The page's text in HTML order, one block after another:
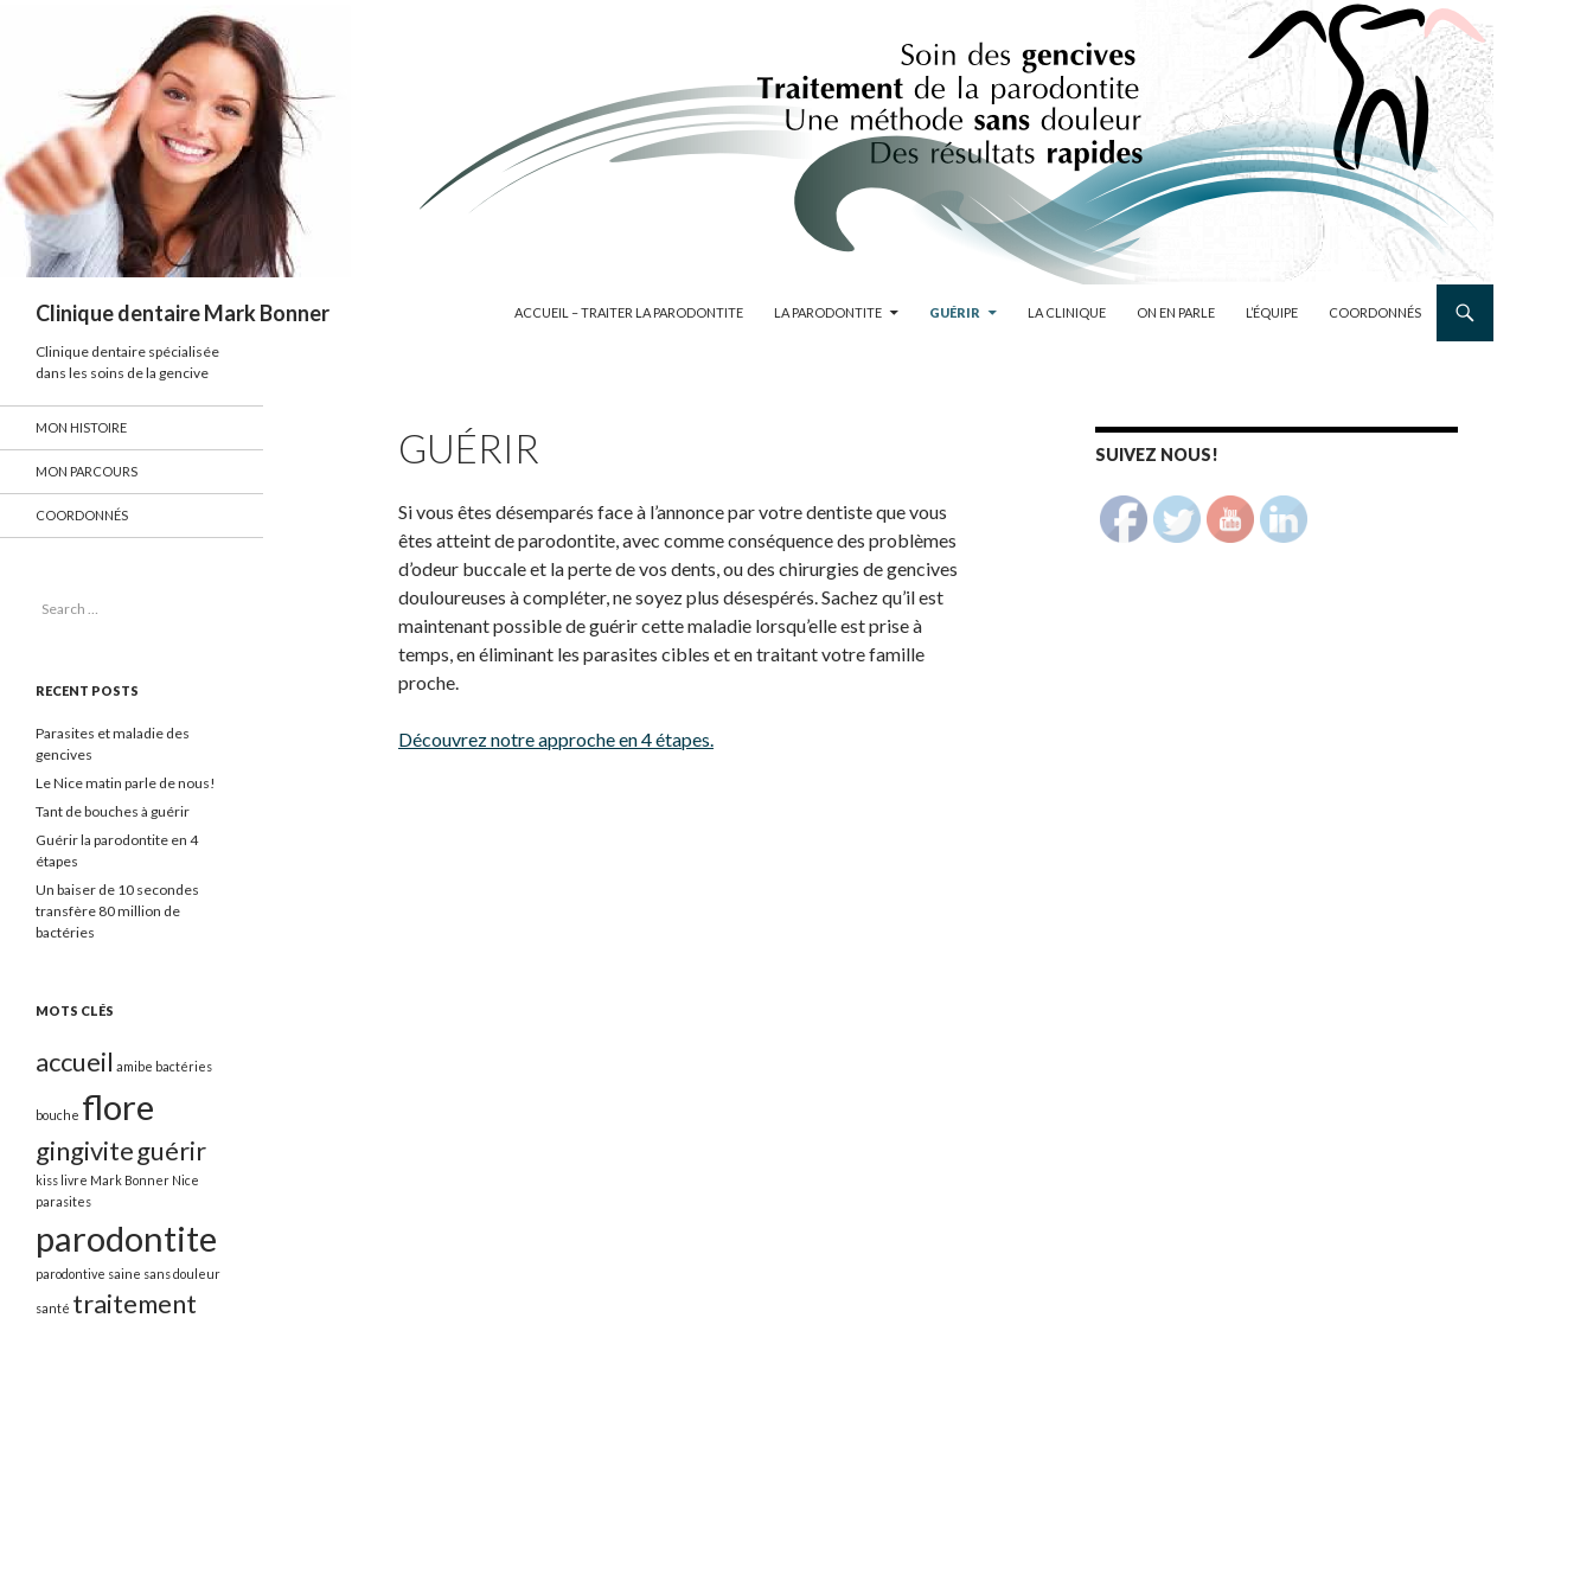
Clinique dentaire Mark Bonner
ACCUEIL – TRAITER LA PARODONTITE
LA PARODONTITE GUÉRIR LA CLINIQUE ON EN PARLE L’ÉQUIPE COORDONNÉS
GUÉRIR
Si vous êtes désemparés face à l’annonce par votre dentiste que vous
êtes atteint de parodontite, avec comme conséquence des problèmes
d’odeur buccale et la perte de vos dents, ou des chirurgies de gencives
douloureuses à compléter, ne soyez plus désespérés. Sachez qu’il est
maintenant possible de guérir cette maladie lorsqu’elle est prise à
temps, en éliminant les parasites cibles et en traitant votre famille
proche.
Découvrez notre approche en 4 étapes.
SUIVEZ NOUS!
Clinique dentaire spécialisée
dans les soins de la gencive
MON HISTOIRE
MON PARCOURS
COORDONNÉS
Search for:
RECENT POSTS
Parasites et maladie des
gencives
Le Nice matin parle de nous!
Tant de bouches à guérir
Guérir la parodontite en 4
étapes
Un baiser de 10 secondes
transfère 80 million de
bactéries
MOTS CLÉS
accueil amibe bactéries
bouche flore
gingiviteguérir
kiss livre Mark Bonner Nice
parasites
parodontite
parodontive saine sans douleur
santé traitement